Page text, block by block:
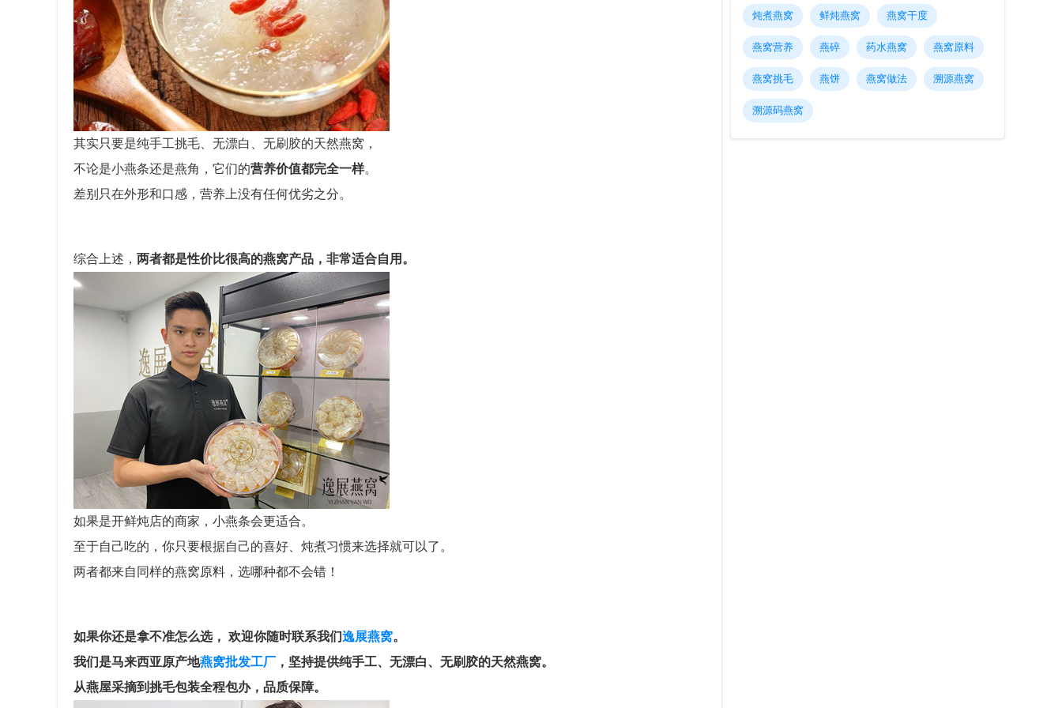
其实只要是纯手工挑毛、无漂白、无刷胶的天然燕窝，
不论是小燕条还是燕角，它们的营养价值都完全一样。
差别只在外形和口感，营养上没有任何优劣之分。
综合上述， 两者都是性价比很高的燕窝产品，非常适合自用。
如果是开鲜炖店的商家，小燕条会更适合。
至于自己吃的，你只要根据自己的喜好、炖煮习惯来选择就可以了。
两者都来自同样的燕窝原料，选哪种都不会错！
如果你还是拿不准怎么选， 欢迎你随时联系我们逸展燕窝。
我们是马来西亚原产地燕窝批发工厂 ，坚持提供纯手工、无漂白、无刷胶的天然燕窝。
从燕屋采摘到挑毛包装全程包办，品质保障。
炖煮燕窝 鲜炖燕窝 燕窝干度
燕窝营养 燕碎 药水燕窝 燕窝原料
燕窝挑毛 燕饼 燕窝做法 溯源燕窝
溯源码燕窝